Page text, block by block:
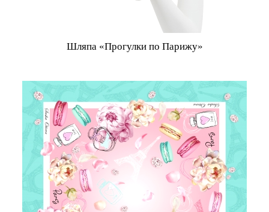
Шляпа «Прогулки по Парижу»